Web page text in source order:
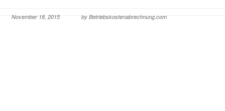
November 18, 2015 by Betriebskostenabrechnung.com